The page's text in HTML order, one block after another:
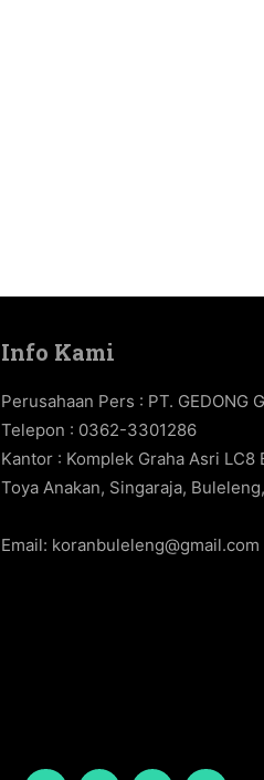
Info Kami
Perusahaan Pers : PT. GEDONG
Telepon : 0362-3301286
Kantor : Komplek Graha Asri LC8
Toya Anakan, Singaraja,
Email: koranbuleleng@gmail.com